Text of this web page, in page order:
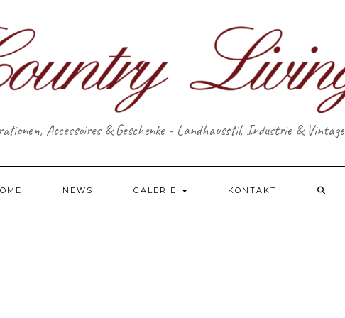
Accessoires & Geschenke - Landhausstil, Industrie & Vintage
NEWS GALERIE KONTAKT